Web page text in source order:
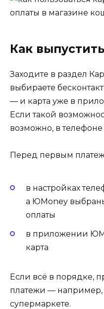
Как выпустить
Заходите в раздел
выбираете
— и карта уже в
Если такой
возможно, в телефоне
Перед первым
в настройках
а ЮMoney
оплаты
в приложении
карта
Если всё в порядке,
платежи —
супермаркете.